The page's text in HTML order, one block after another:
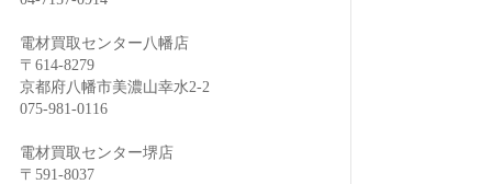
電材買取センター八幡店
〒614-8279
京都府八幡市美濃山幸水2-2
075-981-0116
電材買取センター堺店
〒591-8037